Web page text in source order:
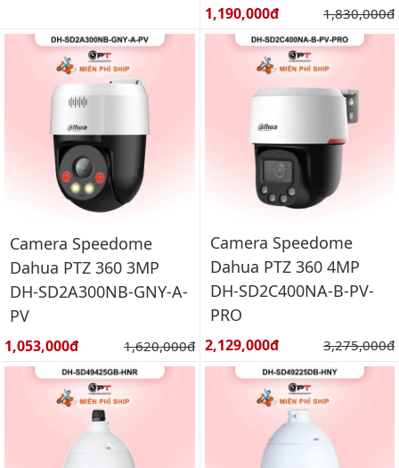
Giá bán:
1,190,000đ Giá gốc:
1,830,000đ
Camera Speedome
Dahua PTZ 360 3MP
DH-SD2A300NB-GNY-A-
PV
Giá bán:
1,053,000đ Giá gốc:
1,620,000đ
Camera Speedome
Dahua PTZ 360 4MP
DH-SD2C400NA-B-PV-
PRO
Giá bán:
2,129,000đ Giá gốc:
3,275,000đ